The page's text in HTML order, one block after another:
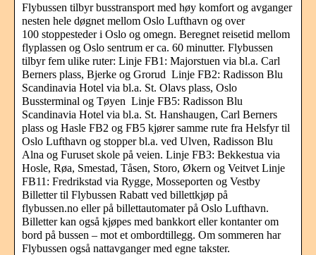
Flybussen tilbyr busstransport med høy komfort og avganger
nesten hele døgnet mellom Oslo Lufthavn og over
100 stoppesteder i Oslo og omegn. Beregnet reisetid mellom
flyplassen og Oslo sentrum er ca. 60 minutter. Flybussen
tilbyr fem ulike ruter: Linje FB1: Majorstuen via bl.a. Carl
Berners plass, Bjerke og Grorud Linje FB2: Radisson Blu
Scandinavia Hotel via bl.a. St. Olavs plass, Oslo
Bussterminal og Tøyen Linje FB5: Radisson Blu
Scandinavia Hotel via bl.a. St. Hanshaugen, Carl Berners
plass og Hasle FB2 og FB5 kjører samme rute fra Helsfyr til
Oslo Lufthavn og stopper bl.a. ved Ulven, Radisson Blu
Alna og Furuset skole på veien. Linje FB3: Bekkestua via
Hosle, Røa, Smestad, Tåsen, Storo, Økern og Veitvet Linje
FB11: Fredrikstad via Rygge, Mosseporten og Vestby
Billetter til Flybussen Rabatt ved billettkjøp på
flybussen.no eller på billettautomater på Oslo Lufthavn.
Billetter kan også kjøpes med bankkort eller kontanter om
bord på bussen – mot et ombordtillegg. Om sommeren har
Flybussen også nattavganger med egne takster.